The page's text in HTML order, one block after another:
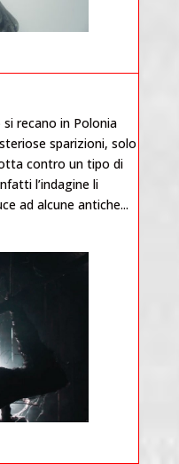
recano in Polonia
sparizioni, solo
contro un tipo di
l’indagine li
ad alcune antiche...